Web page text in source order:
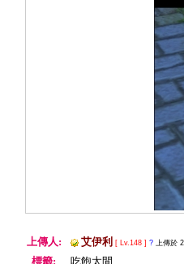
上傳人: 艾伊利 [ Lv.148 ] ? 上傳於
標籤:
吃飽太閒